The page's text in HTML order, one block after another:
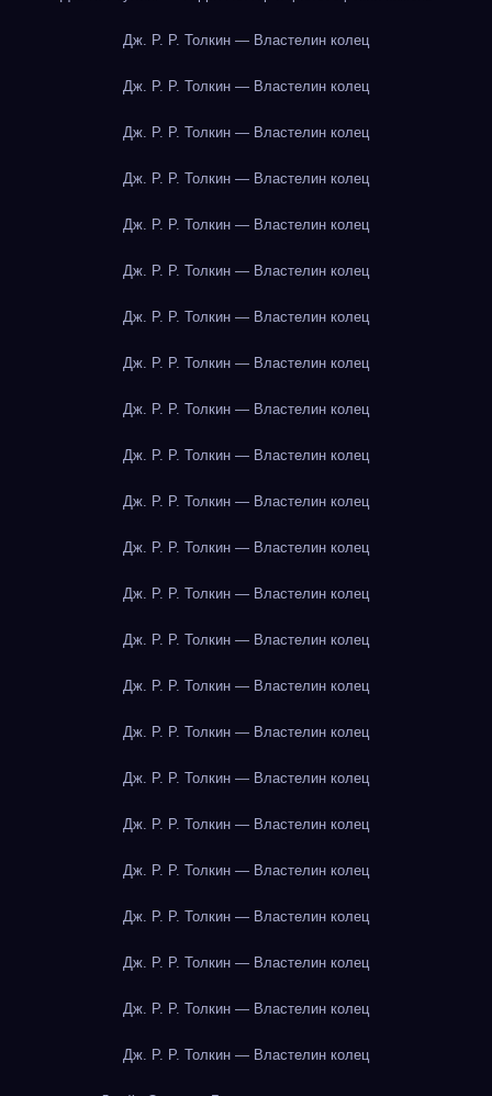
Дж. Р. Р. Толкин — Властелин колец
Дж. Р. Р. Толкин — Властелин колец
Дж. Р. Р. Толкин — Властелин колец
Дж. Р. Р. Толкин — Властелин колец
Дж. Р. Р. Толкин — Властелин колец
Дж. Р. Р. Толкин — Властелин колец
Дж. Р. Р. Толкин — Властелин колец
Дж. Р. Р. Толкин — Властелин колец
Дж. Р. Р. Толкин — Властелин колец
Дж. Р. Р. Толкин — Властелин колец
Дж. Р. Р. Толкин — Властелин колец
Дж. Р. Р. Толкин — Властелин колец
Дж. Р. Р. Толкин — Властелин колец
Дж. Р. Р. Толкин — Властелин колец
Дж. Р. Р. Толкин — Властелин колец
Дж. Р. Р. Толкин — Властелин колец
Дж. Р. Р. Толкин — Властелин колец
Дж. Р. Р. Толкин — Властелин колец
Дж. Р. Р. Толкин — Властелин колец
Дж. Р. Р. Толкин — Властелин колец
Дж. Р. Р. Толкин — Властелин колец
Дж. Р. Р. Толкин — Властелин колец
Дж. Р. Р. Толкин — Властелин колец